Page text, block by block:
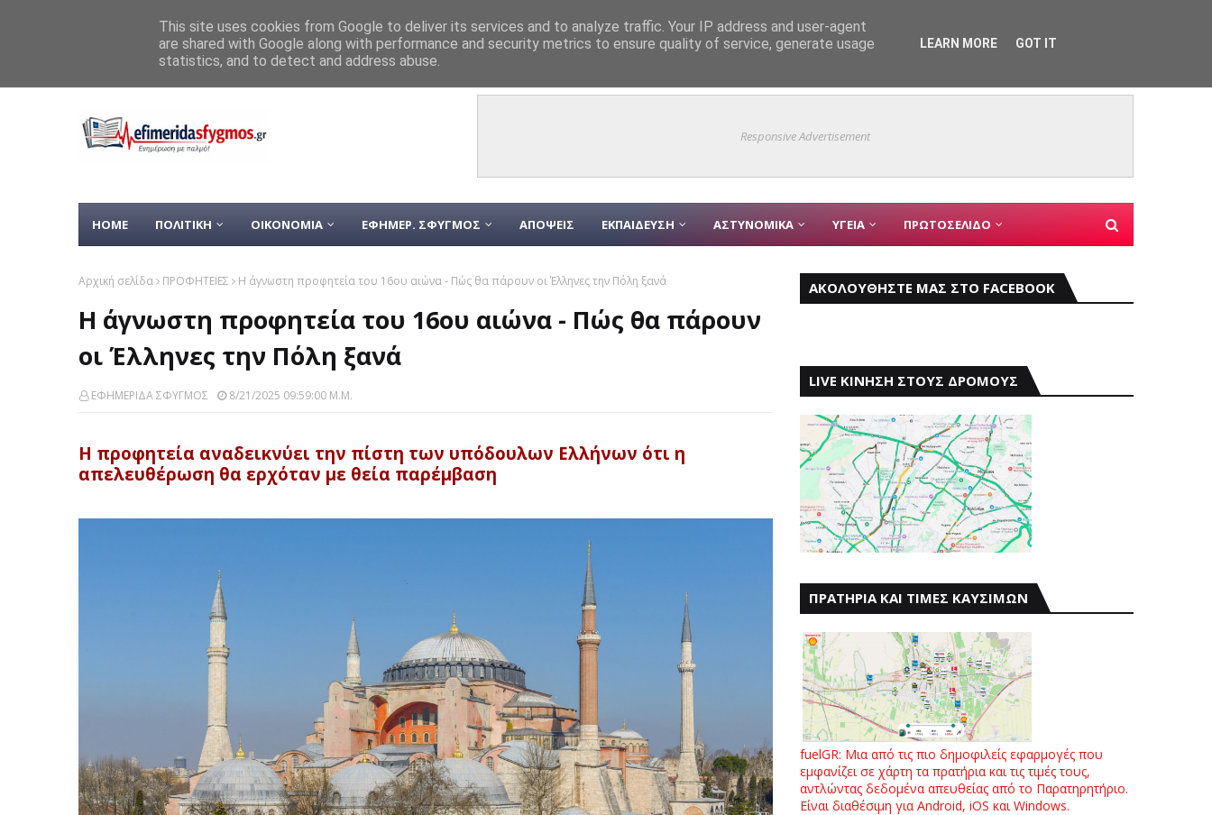
ΡΟΗ ΕΙΔΗΣΕΩΝ
Με μεγάλη επιτυχία ολοκληρώθηκε η έκθεση φωτογραφίας «Πικροδάφνη – Ρέει ανάμεσά μας» στο πλαίσιο του 9ου Open Air Film Festival ΑΓ ΔΗΜΗΤΡΙΟΣ
Θαύμα στο Όρος Θαβώρ: H «Aγία Nεφέλη» σκέπασε ξανά το Iερό Bουνό
Responsive Advertisement
HOME ΠΟΛΙΤΙΚΗ ΟΙΚΟΝΟΜΙΑ ΕΦΗΜΕΡ. ΣΦΥΓΜΟΣ ΑΠΟΨΕΙΣ ΕΚΠΑΙΔΕΥΣΗ ΑΣΤΥΝΟΜΙΚΑ ΥΓΕΙΑ ΠΡΩΤΟΣΕΛΙΔΟ
Αρχική σελίδα ΠΡΟΦΗΤΕΙΕΣ Η άγνωστη προφητεία του 16ου αιώνα - Πώς θα πάρουν οι Έλληνες την Πόλη ξανά
Η άγνωστη προφητεία του 16ου αιώνα - Πώς θα πάρουν
οι Έλληνες την Πόλη ξανά
ΕΦΗΜΕΡΙΔΑ ΣΦΥΓΜΟΣ 8/21/2025 09:59:00 Μ.μ.
H προφητεία αναδεικνύει την πίστη των υπόδουλων Ελλήνων ότι η
απελευθέρωση θα ερχόταν με θεία παρέμβαση
ΑΚΟΛΟΥΘΗΣΤΕ ΜΑΣ ΣΤΟ FACEBOOK
LIVE ΚΙΝΗΣΗ ΣΤΟΥΣ ΔΡΟΜΟΥΣ
ΠΡΑΤΗΡΙΑ ΚΑΙ ΤΙΜΕΣ ΚΑΥΣΙΜΩΝ
fuelGR: Μια από τις πιο δημοφιλείς εφαρμογές που
εμφανίζει σε χάρτη τα πρατήρια και τις τιμές τους,
αντλώντας δεδομένα απευθείας από το Παρατηρητήριο.
Είναι διαθέσιμη για Android, iOS και Windows.
This site uses cookies from Google to deliver its services and to analyze traffic. Your IP address and user-agent
are shared with Google along with performance and security metrics to ensure quality of service, generate usage
statistics, and to detect and address abuse.
LEARN MORE GOT IT